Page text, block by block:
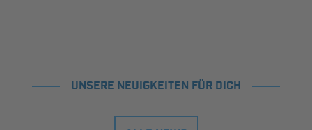
UNSERE NEUIGKEITEN FÜR DICH